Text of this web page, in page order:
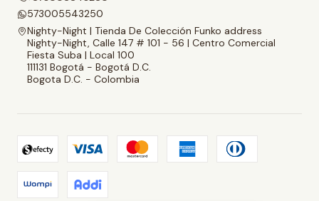
573005543250
Nighty-Night | Tienda De Colección Funko address
Nighty-Night, Calle 147 # 101 - 56 | Centro Comercial
Fiesta Suba | Local 100
111131 Bogotá - Bogotá D.C.
Bogota D.C. - Colombia